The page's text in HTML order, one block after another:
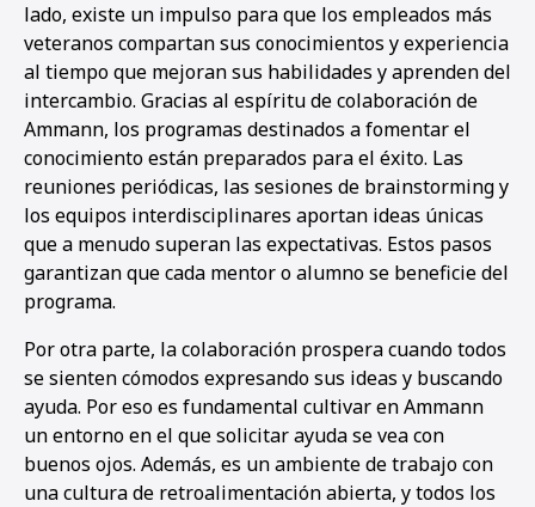
lado, existe un impulso para que los empleados más
veteranos compartan sus conocimientos y experiencia
al tiempo que mejoran sus habilidades y aprenden del
intercambio. Gracias al espíritu de colaboración de
Ammann, los programas destinados a fomentar el
conocimiento están preparados para el éxito. Las
reuniones periódicas, las sesiones de brainstorming y
los equipos interdisciplinares aportan ideas únicas
que a menudo superan las expectativas. Estos pasos
garantizan que cada mentor o alumno se beneficie del
programa.
Por otra parte, la colaboración prospera cuando todos
se sienten cómodos expresando sus ideas y buscando
ayuda. Por eso es fundamental cultivar en Ammann
un entorno en el que solicitar ayuda se vea con
buenos ojos. Además, es un ambiente de trabajo con
una cultura de retroalimentación abierta, y todos los